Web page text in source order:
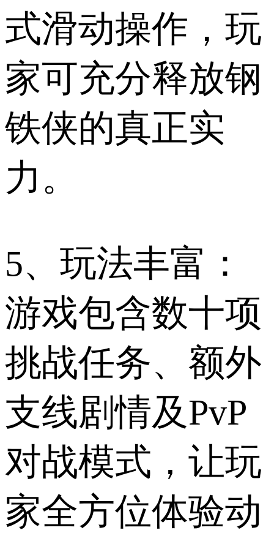
式滑动操作，玩
家可充分释放钢
铁侠的真正实
力。
5、玩法丰富：
游戏包含数十项
挑战任务、额外
支线剧情及PvP
对战模式，让玩
家全方位体验动